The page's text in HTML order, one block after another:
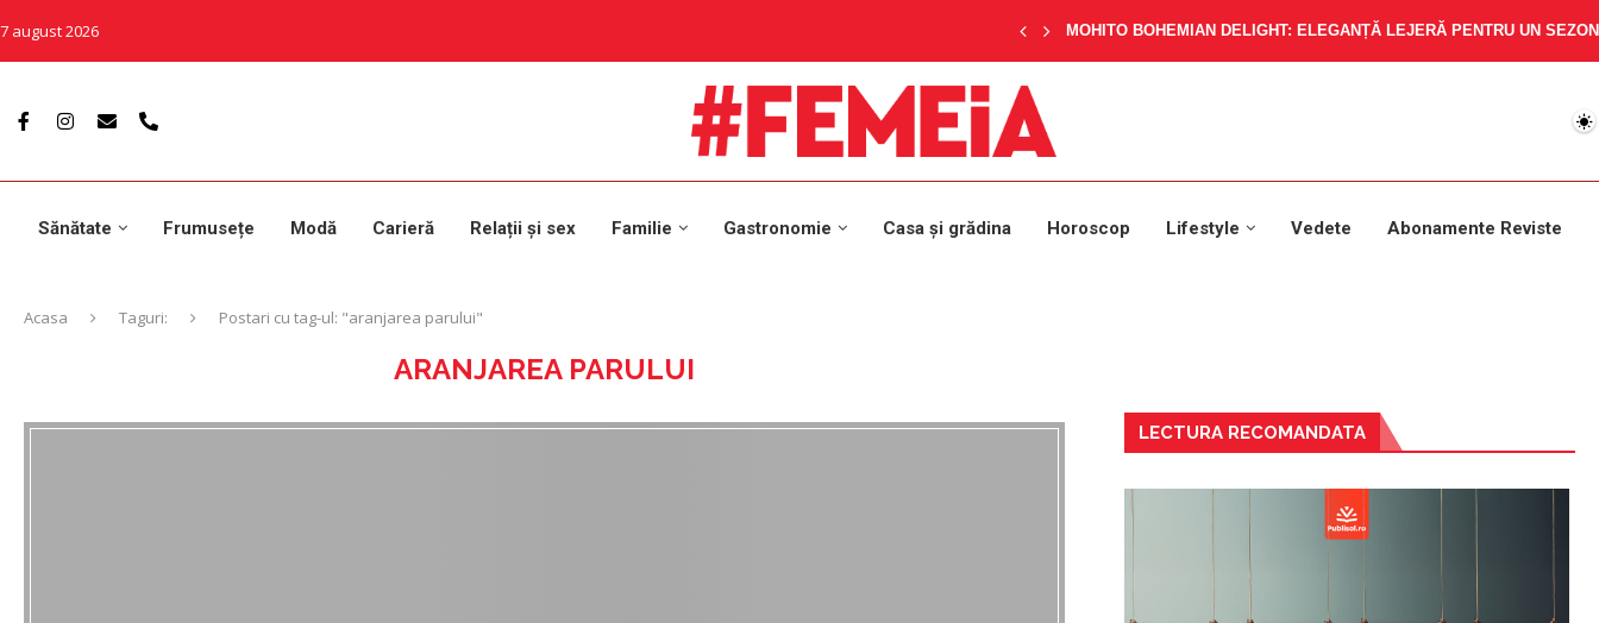
7 august 2026 MOHITO BOHEMIAN DELIGHT: ELEGANȚĂ LEJERĂ PENTRU UN
Sănătate Frumusețe Modă Carieră Relații și sex Familie Gastronomie Casa și grădina Horoscop Lifestyle Vedete Abonamente Reviste
Acasa Taguri: Postari cu tag-ul: "aranjarea parului"
ARANJAREA PARULUI
LECTURA RECOMANDATA